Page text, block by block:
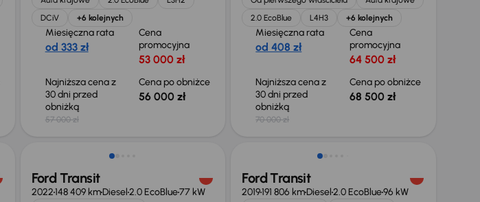
DCiV
+6 kolejnych
Miesięczna rata
od 333 zł
Cena
promocyjna
53 000 zł
Najniższa cena z
30 dni przed
obniżką
57 000 zł
Cena po obniżce
56 000 zł
2.0 EcoBlue
L4H3 +6 kolejnych
Miesięczna rata
od 408 zł
Cena
promocyjna
64 500 zł
Najniższa cena z
30 dni przed
obniżką
70 000 zł
Cena po obniżce
68 500 zł
Możliwość odliczenia VAT
Ford Transit
2022148 409 kmDiesel2.0 EcoBlue77 kW
Taniej o 2 000 zł
Ford Transit
2019191 806 kmDiesel2.0 EcoBlue96 kW